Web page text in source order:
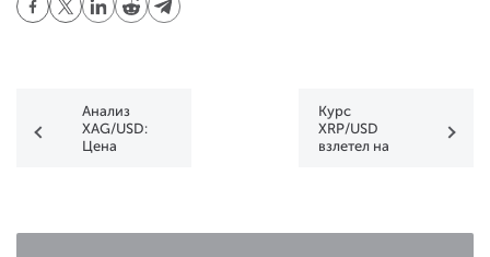
Анализ
XAG/USD:
Цена
Курс
XRP/USD
взлетел на